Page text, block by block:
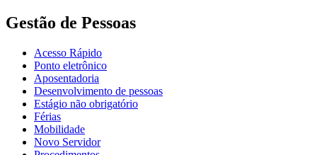
Gestão de Pessoas
Acesso Rápido
Ponto eletrônico
Aposentadoria
Desenvolvimento de pessoas
Estágio não obrigatório
Férias
Mobilidade
Novo Servidor